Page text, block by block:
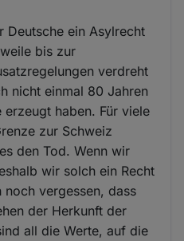
Deutsche ein Asylrecht
bis zur
verdreht
nicht einmal 80 Jahren
haben. Für viele
zur Schweiz
den Tod. Wenn wir
wir solch ein Recht
vergessen, dass
der Herkunft der
all die Werte, auf die